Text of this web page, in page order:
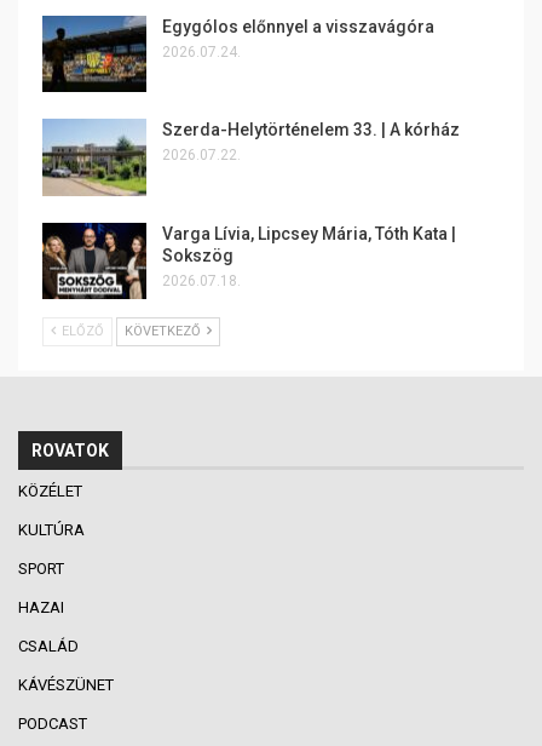
Egygólos előnnyel a visszavágóra
2026.07.24.
Szerda-Helytörténelem 33. | A kórház
2026.07.22.
Varga Lívia, Lipcsey Mária, Tóth Kata |
Sokszög
2026.07.18.
ELŐZŐ KÖVETKEZŐ
ROVATOK
KÖZÉLET
KULTÚRA
SPORT
HAZAI
CSALÁD
KÁVÉSZÜNET
PODCAST